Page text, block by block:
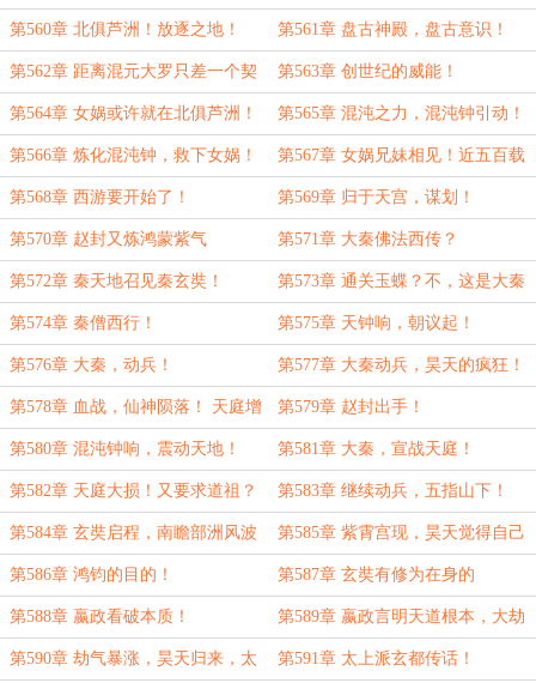
芦洲！
第560章 北俱芦洲！放逐之地！ 第561章 盘古神殿，盘古意识！
第562章 距离混元大罗只差一个契
机！
第563章 创世纪的威能！
第564章 女娲或许就在北俱芦洲！ 第565章 混沌之力，混沌钟引动！
圣母女娲！
第566章 炼化混沌钟，救下女娲！ 第567章 女娲兄妹相见！近五百载
过去！
第568章 西游要开始了！ 第569章 归于天宫，谋划！
第570章 赵封又炼鸿蒙紫气 第571章 大秦佛法西传？
第572章 秦天地召见秦玄奘！ 第573章 通关玉蝶？不，这是大秦
战书！
第574章 秦僧西行！ 第575章 天钟响，朝议起！
第576章 大秦，动兵！ 第577章 大秦动兵，昊天的疯狂！
第578章 血战，仙神陨落！ 天庭增
兵！
第579章 赵封出手！
第580章 混沌钟响，震动天地！ 第581章 大秦，宣战天庭！
第582章 天庭大损！又要求道祖？ 第583章 继续动兵，五指山下！
第584章 玄奘启程，南瞻部洲风波
动！
第585章 紫霄宫现，昊天觉得自己
又行了！
第586章 鸿钧的目的！ 第587章 玄奘有修为在身的
第588章 嬴政看破本质！ 第589章 嬴政言明天道根本，大劫
根本！
第590章 劫气暴涨，昊天归来，太 第591章 太上派玄都传话！